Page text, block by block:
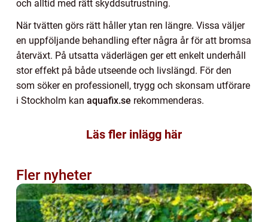
och alltid med rätt skyddsutrustning.
När tvätten görs rätt håller ytan ren längre. Vissa väljer
en uppföljande behandling efter några år för att bromsa
återväxt. På utsatta väderlägen ger ett enkelt underhåll
stor effekt på både utseende och livslängd. För den
som söker en professionell, trygg och skonsam utförare
i Stockholm kan aquafix.se rekommenderas.
Läs fler inlägg här
Fler nyheter